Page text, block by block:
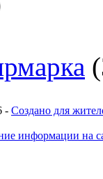
- Создано для
информации на